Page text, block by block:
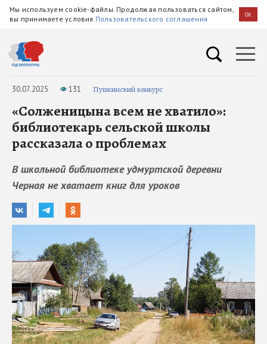
Мы используем cookie-файлы. Продолжая пользоваться сайтом,
вы принимаете условия Пользовательского соглашения OK
30.07.2025 131 Пушкинский конкурс
«Солженицына всем не хватило»:
библиотекарь сельской школы
рассказала о проблемах
В школьной библиотеке удмуртской деревни
Черная не хватает книг для уроков